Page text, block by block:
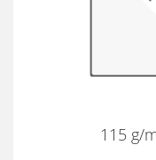
115 g/